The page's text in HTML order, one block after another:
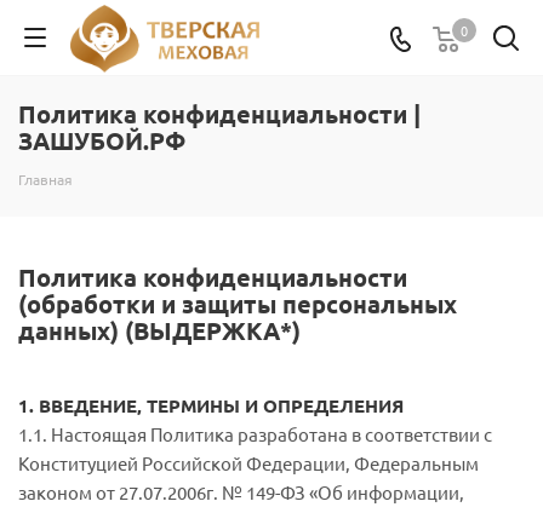
0
Политика конфиденциальности |
ЗАШУБОЙ.РФ
Главная
Политика конфиденциальности
(обработки и защиты персональных
данных) (ВЫДЕРЖКА*)
1. ВВЕДЕНИЕ, ТЕРМИНЫ И ОПРЕДЕЛЕНИЯ
1.1. Настоящая Политика разработана в соответствии с
Конституцией Российской Федерации, Федеральным
законом от 27.07.2006г. № 149-ФЗ «Об информации,